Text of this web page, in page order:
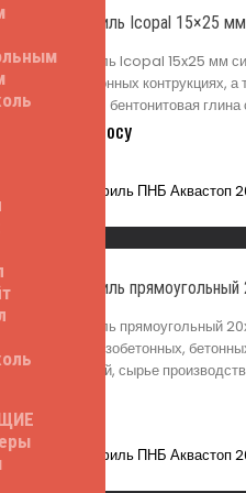
профиль Icopal 15×25 мм
профиль Icopal 15x25 мм
бетонных контрукциях,
шнура - бентонитовая
Цена по запросу
просмотр
профиль
профиль прямоугольный
и швов в железобетонных,
шнура - серый, сырье